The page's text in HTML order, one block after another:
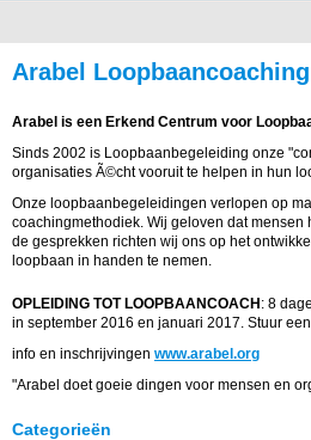
Arabel Loopbaancoaching
Arabel is een Erkend Centrum voor
Sinds 2002 is Loopbaanbegeleiding onze
organisaties Ã©cht vooruit te helpen in hun
Onze loopbaanbegeleidingen verlopen op
coachingmethodiek. Wij geloven dat
de gesprekken richten wij ons op het
loopbaan in handen te nemen.
OPLEIDING TOT LOOPBAANCOACH : 8
in september 2016 en januari 2017. Stuur
info en inschrijvingen www.arabel.org
"Arabel doet goeie dingen voor mensen en
Categorieën